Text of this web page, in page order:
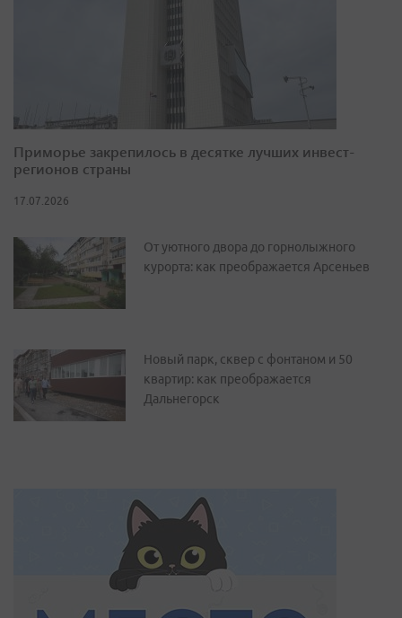
Приморье закрепилось в десятке лучших инвест-
регионов страны
17.07.2026
От уютного двора до горнолыжного
курорта: как преображается Арсеньев
Новый парк, сквер с фонтаном и 50
квартир: как преображается
Дальнегорск